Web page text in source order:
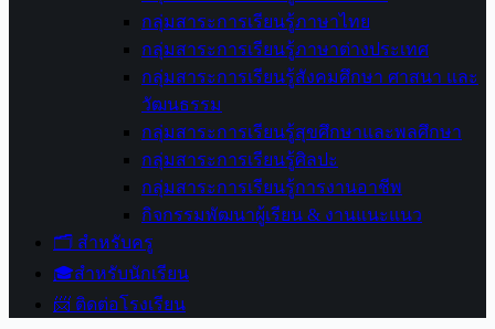
กลุ่มสาระการเรียนรู้ภาษาไทย
กลุ่มสาระการเรียนรู้ภาษาต่างประเทศ
กลุ่มสาระการเรียนรู้สังคมศึกษา ศาสนา และ
วัฒนธรรม
กลุ่มสาระการเรียนรู้สุขศึกษาและพลศึกษา
กลุ่มสาระการเรียนรู้ศิลปะ
กลุ่มสาระการเรียนรู้การงานอาชีพ
กิจกรรมพัฒนาผู้เรียน & งานแนะแนว
🗂️ สำหรับครู
🎓สำหรับนักเรียน
📨 ติดต่อโรงเรียน